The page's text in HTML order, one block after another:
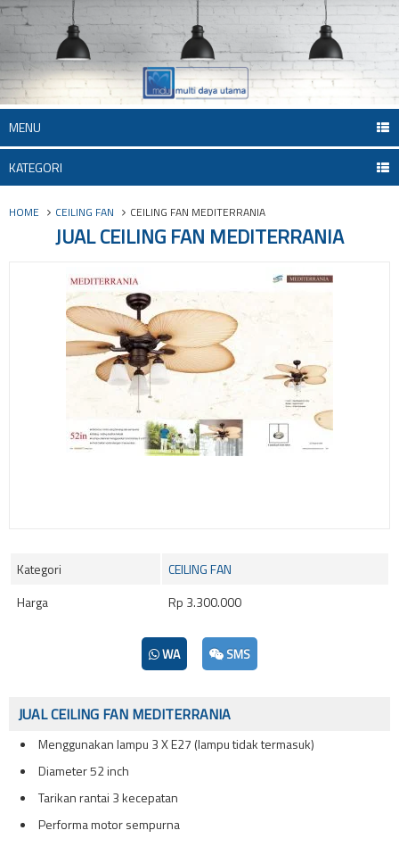
MENU
KATEGORI
HOME CEILING FAN CEILING FAN MEDITERRANIA
JUAL CEILING FAN MEDITERRANIA
Kategori
CEILING FAN
Harga
Rp 3.300.000
WA SMS
JUAL CEILING FAN MEDITERRANIA
Menggunakan lampu 3 X E27 (lampu tidak termasuk)
Diameter 52 inch
Tarikan rantai 3 kecepatan
Performa motor sempurna